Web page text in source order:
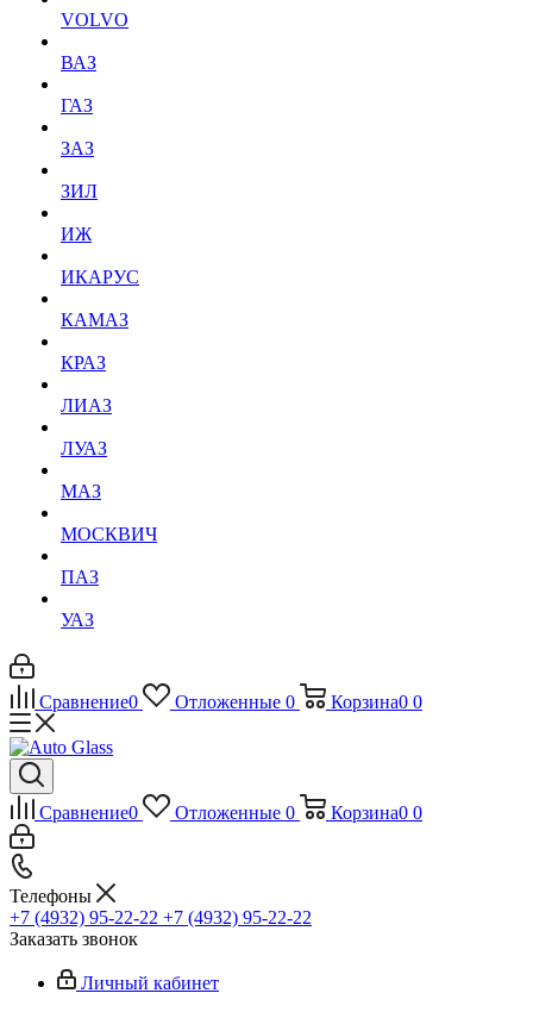
VOLVO
ВАЗ
ГАЗ
ЗАЗ
ЗИЛ
ИЖ
ИКАРУС
КАМАЗ
КРАЗ
ЛИАЗ
ЛУАЗ
МАЗ
МОСКВИЧ
ПАЗ
УАЗ
Сравнение0 Отложенные 0 Корзина0 0
Сравнение0 Отложенные 0 Корзина0 0
Телефоны
+7 (4932) 95-22-22 +7 (4932) 95-22-22
Заказать звонок
Личный кабинет